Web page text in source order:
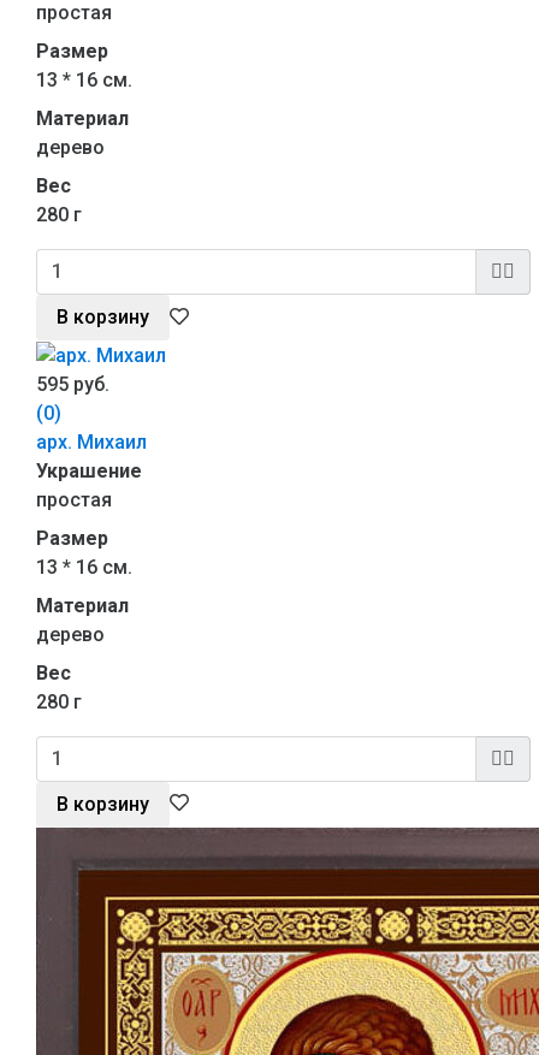
простая
Размер
13 * 16 см.
Материал
дерево
Вес
280 г
В корзину
595 руб.
(0)
арх. Михаил
Украшение
простая
Размер
13 * 16 см.
Материал
дерево
Вес
280 г
В корзину